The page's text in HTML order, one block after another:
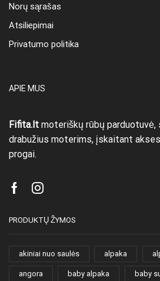
Norų sąrašas
Atsiliepimai
Privatumo politika
APIE MUS
Fifita.lt moteriškų rūbų
drabužius moterims, įskaitant
progai.
FacebookInstagram
PRODUKTŲ ŽYMOS
akiniai nuo saulės alpaka
angora baby alpaka baby